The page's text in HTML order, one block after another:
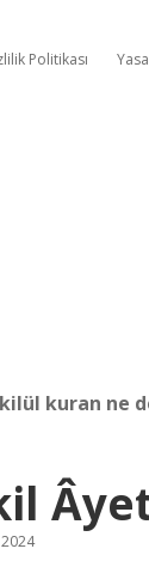
Politikası
kuran ne